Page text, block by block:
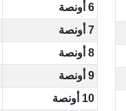
6 أونصة
7 أونصة
8 أونصة
9 أونصة
10 أونصة